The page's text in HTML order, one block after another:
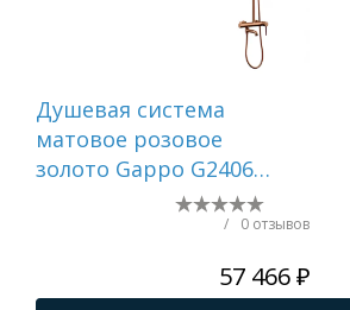
Душевая система
матовое розовое
золото Gappo G2406-
/ 0 отзывов
57 466 ₽